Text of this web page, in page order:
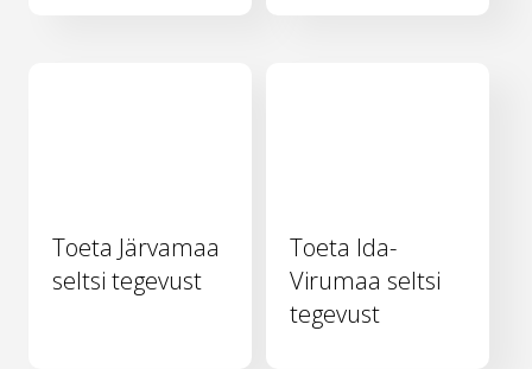
Toeta Järvamaa
seltsi tegevust
Toeta Ida-
Virumaa seltsi
tegevust